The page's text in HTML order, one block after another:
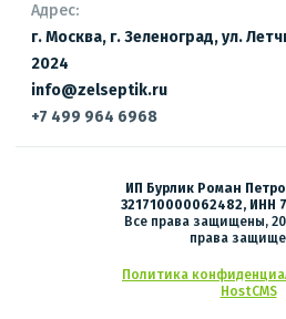
Адрес:
г. Москва, г. Зеленоград, ул.
2024
info@zelseptik.ru
+7 499 964 6968
ИП Бурлик Роман
321710000062482, ИНН
Все права защищены,
права
Политика
HostCMS